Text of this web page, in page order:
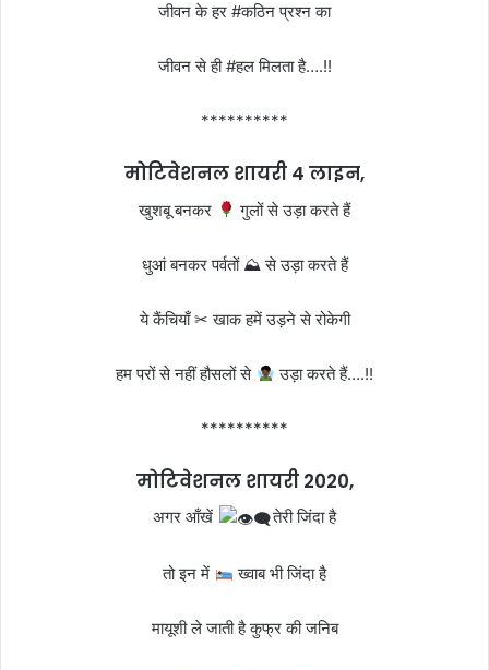
जीवन के हर #कठिन प्रश्न का
जीवन से ही #हल मिलता है….!!
**********
मोटिवेशनल शायरी 4 लाइन,
खुशबू बनकर गुलों से उड़ा करते हैं
धुआं बनकर पर्वतों ⛰ से उड़ा करते हैं
ये कैंचियाँ ✂ खाक हमें उड़ने से रोकेगी
हम परों से नहीं हौसलों से उड़ा करते हैं….!!
**********
मोटिवेशनल शायरी 2020,
अगर आँखें तेरी जिंदा है
तो इन में ख्वाब भी जिंदा है
मायूशी ले जाती है कुफ्र की जनिब